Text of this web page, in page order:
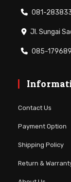
081-
Jl. Sungai
085-
Contact Us
Payment Option
Shipping Policy
Return &